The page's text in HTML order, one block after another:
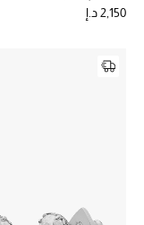
2,150 د.إ